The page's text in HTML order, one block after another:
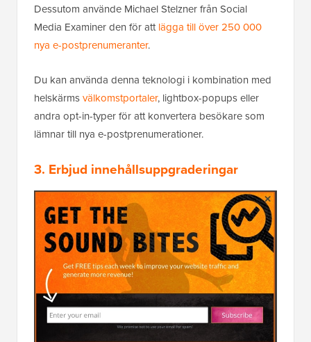
Dessutom använde Michael Stelzner från Social
Media Examiner den för attlägga till över 250 000
nya e-postprenumeranter.
Du kan använda denna teknologi i kombination med
helskärmsvälkomstportaler, lightbox-popups eller
andra opt-in-typer för att konvertera besökare som
lämnar till nya e-postprenumerationer.
3. Erbjud innehållsuppgraderingar